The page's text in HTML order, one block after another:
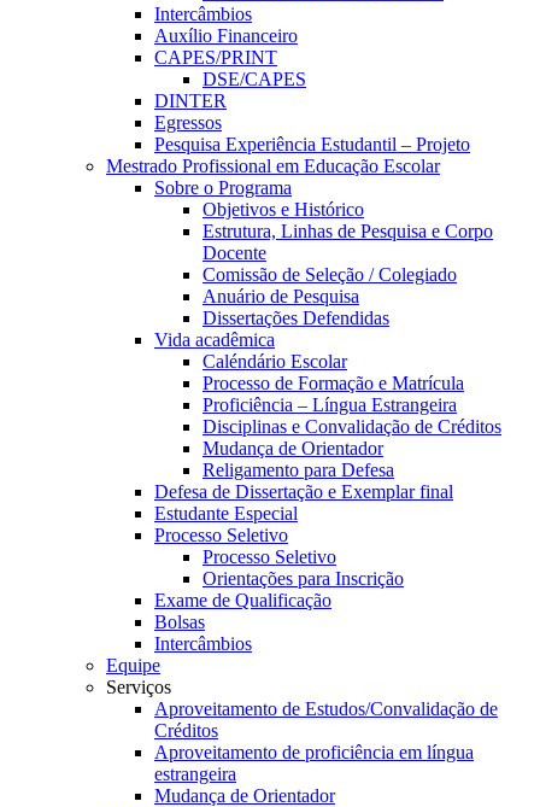
Intercâmbios
Auxílio Financeiro
CAPES/PRINT
DSE/CAPES
DINTER
Egressos
Pesquisa Experiência Estudantil – Projeto
Mestrado Profissional em Educação Escolar
Sobre o Programa
Objetivos e Histórico
Estrutura, Linhas de Pesquisa e Corpo
Docente
Comissão de Seleção / Colegiado
Anuário de Pesquisa
Dissertações Defendidas
Vida acadêmica
Caléndário Escolar
Processo de Formação e Matrícula
Proficiência – Língua Estrangeira
Disciplinas e Convalidação de Créditos
Mudança de Orientador
Religamento para Defesa
Defesa de Dissertação e Exemplar final
Estudante Especial
Processo Seletivo
Processo Seletivo
Orientações para Inscrição
Exame de Qualificação
Bolsas
Intercâmbios
Equipe
Serviços
Aproveitamento de Estudos/Convalidação de
Créditos
Aproveitamento de proficiência em língua
estrangeira
Mudança de Orientador